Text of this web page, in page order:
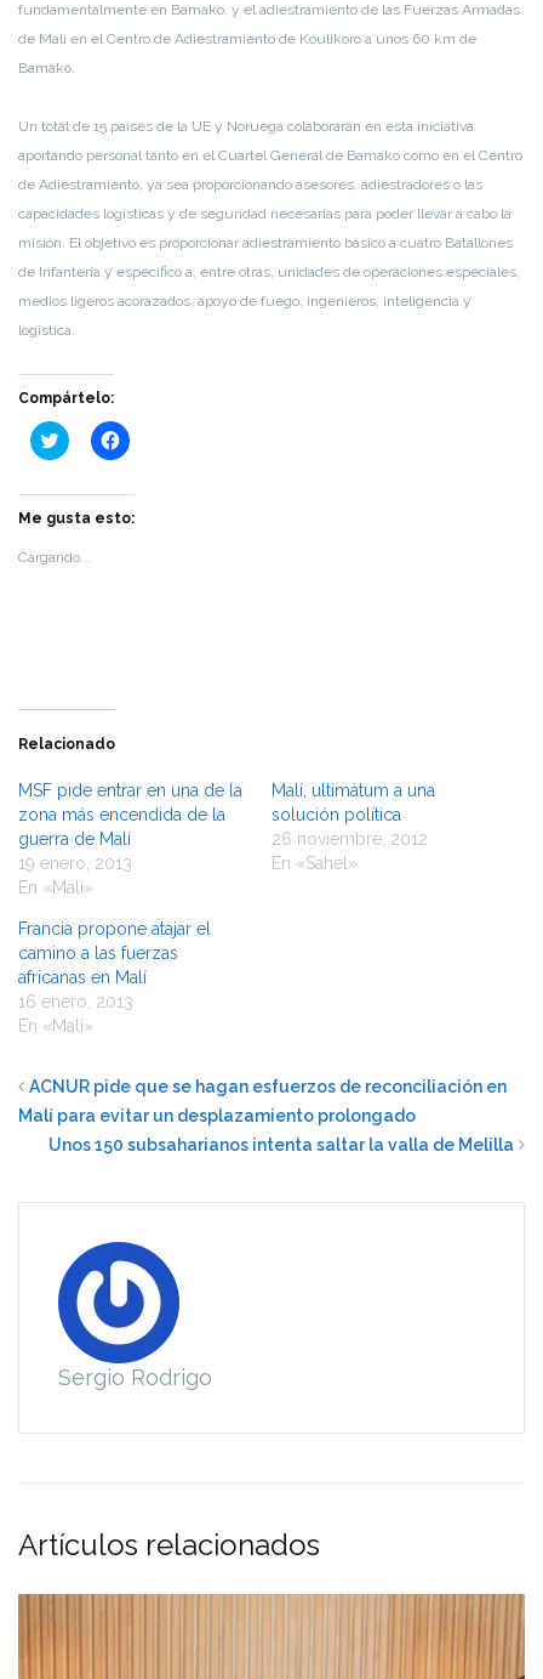
fundamentalmente en Bamako, y el adiestramiento de las Fuerzas Armadas
de Mali en el Centro de Adiestramiento de Koulikoro a unos 60 km de
Bamako.
Un total de 15 países de la UE y Noruega colaborarán en esta iniciativa
aportando personal tanto en el Cuartel General de Bamako como en el Centro
de Adiestramiento, ya sea proporcionando asesores, adiestradores o las
capacidades logísticas y de seguridad necesarias para poder llevar a cabo la
misión. El objetivo es proporcionar adiestramiento básico a cuatro Batallones
de Infantería y especifico a, entre otras, unidades de operaciones especiales,
medios ligeros acorazados, apoyo de fuego, ingenieros, inteligencia y
logística.
Compártelo:
Haz
clic
en
Twitter
abre
en
Haz
clic
en
Facebook
Me gusta esto:
Cargando...
Relacionado
MSF pide entrar en una de la
zona más encendida de la
guerra de Malí
19 enero, 2013
En «Malí»
Malí, ultimátum a una
solución política
26 noviembre, 2012
En «Sahel»
Francia propone atajar el
camino a las fuerzas
africanas en Malí
16 enero, 2013
En «Malí»
ACNUR pide que se hagan esfuerzos de reconciliación en
Malí para evitar un desplazamiento prolongado
Unos 150 subsaharianos intenta saltar la valla de Melilla
Sergio Rodrigo
Artículos relacionados